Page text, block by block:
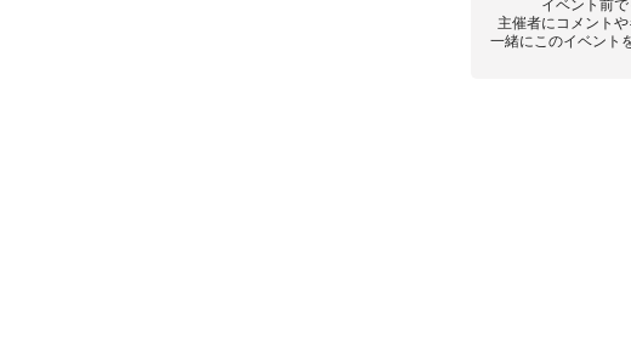
イベント前
主催者にコメント
一緒にこのイベント